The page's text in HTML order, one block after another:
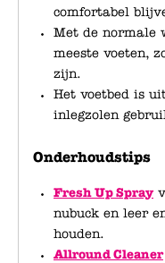
comfortabel
Met de normale
meeste voeten,
zijn.
Het voetbed is
inlegzolen
Onderhoudstips
Fresh Up Spray
nubuck en leer
houden.
Allround Cleaner